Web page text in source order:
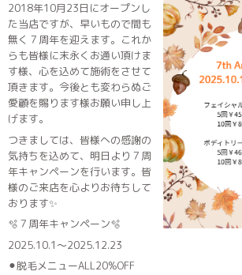
2018年10月23日にオープンし
た当店ですが、早いもので間も
無く７周年を迎えます。これか
らも皆様に末永くお通い頂けま
す様、心を込めて施術をさせて
頂きます。今後とも変わらぬご
愛顧を賜ります様お願い申し上
げます。
つきましては、皆様への感謝の
気持ちを込めて、明日より７周
年キャンペーンを行います。皆
様のご来店を心よりお待ちして
おります✨
🫧７周年キャンペーン🫧
2025.10.1～2025.12.23
⚫︎脱毛メニューALL20%OFF